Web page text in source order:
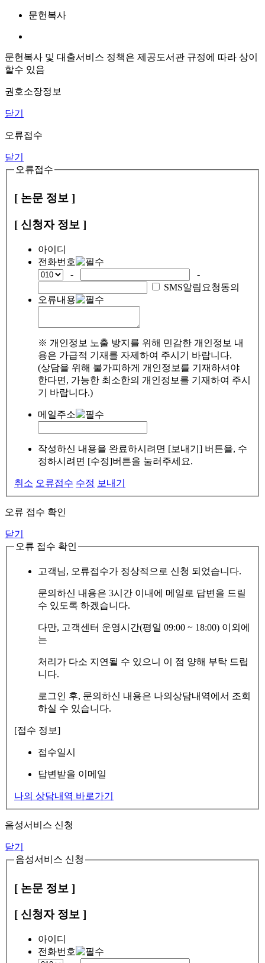
문헌복사
문헌복사 및 대출서비스 정책은 제공도서관 규정에 따라 상이
할수 있음
권호소장정보
닫기
오류접수
닫기
오류접수
[ 논문 정보 ]
[ 신청자 정보 ]
아이디
전화번호
-
-
SMS알림요청동의
오류내용
※ 개인정보 노출 방지를 위해 민감한 개인정보 내
용은 가급적 기재를 자제하여 주시기 바랍니다.
(상담을 위해 불가피하게 개인정보를 기재하셔야
한다면, 가능한 최소한의 개인정보를 기재하여 주시
기 바랍니다.)
메일주소
작성하신 내용을 완료하시려면 [보내기] 버튼을, 수
정하시려면 [수정]버튼을 눌러주세요.
취소 오류접수 수정 보내기
오류 접수 확인
닫기
오류 접수 확인
고객님, 오류접수가 정상적으로 신청 되었습니다.
문의하신 내용은 3시간 이내에 메일로 답변을 드릴
수 있도록 하겠습니다.
다만, 고객센터 운영시간(평일 09:00 ~ 18:00) 이외에
는
처리가 다소 지연될 수 있으니 이 점 양해 부탁 드립
니다.
로그인 후, 문의하신 내용은 나의상담내역에서 조회
하실 수 있습니다.
[접수 정보]
접수일시
답변받을 이메일
나의 상담내역 바로가기
음성서비스 신청
닫기
음성서비스 신청
[ 논문 정보 ]
[ 신청자 정보 ]
아이디
전화번호